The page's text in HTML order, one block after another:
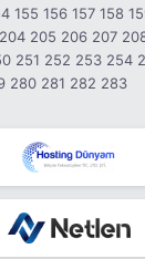
155 156 157 158
204 205 206 207
251 252 253 254
280 281 282 283